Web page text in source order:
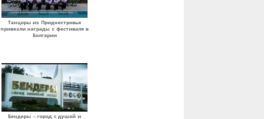
Танцоры из Приднестровья
привезли награды с фестиваля в
Болгарии
Бендеры – город с душой и